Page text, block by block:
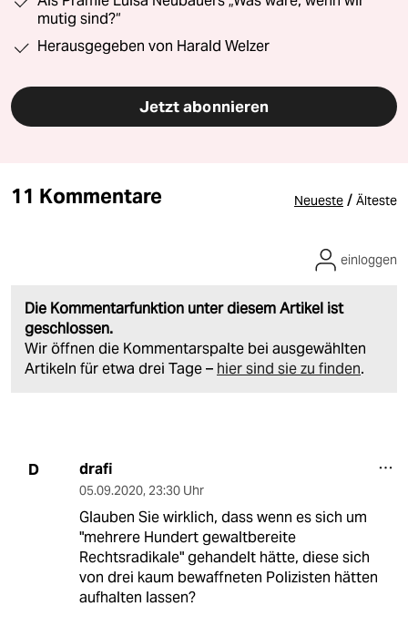
mutig sind?“
Herausgegeben von Harald Welzer
Jetzt abonnieren
11 Kommentare Neueste / Älteste
Die Kommentarfunktion unter diesem Artikel ist
geschlossen.
Wir öffnen die Kommentarspalte bei ausgewählten
Artikeln für etwa drei Tage – hier sind sie zu finden.
einloggen
D drafi
05.09.2020, 23:30 Uhr
Glauben Sie wirklich, dass wenn es sich um
"mehrere Hundert gewaltbereite
Rechtsradikale" gehandelt hätte, diese sich
von drei kaum bewaffneten Polizisten hätten
aufhalten lassen?